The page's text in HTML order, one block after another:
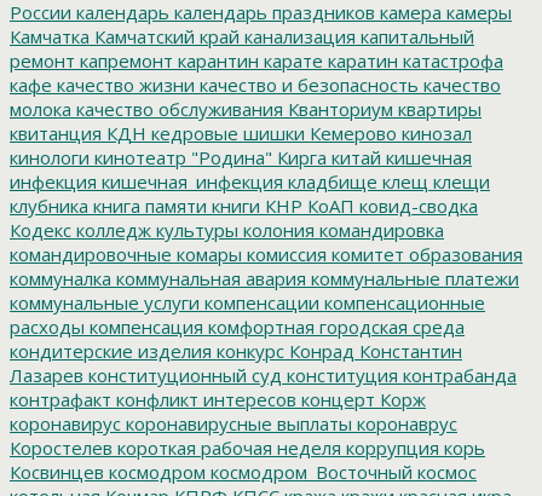
России календарь календарь праздников камера камеры
Камчатка Камчатский край канализация капитальный
ремонт капремонт карантин карате каратин катастрофа
кафе качество жизни качество и безопасность качество
молока качество обслуживания Кванториум квартиры
квитанция КДН кедровые шишки Кемерово кинозал
кинологи кинотеатр "Родина" Кирга китай кишечная
инфекция кишечная_инфекция кладбище клещ клещи
клубника книга памяти книги КНР КоАП ковид-сводка
Кодекс колледж культуры колония командировка
командировочные комары комиссия комитет образования
коммуналка коммунальная авария коммунальные платежи
коммунальные услуги компенсации компенсационные
расходы компенсация комфортная городская среда
кондитерские изделия конкурс Конрад Константин
Лазарев конституционный суд конституция контрабанда
контрафакт конфликт интересов концерт Корж
коронавирус коронавирусные выплаты коронаврус
Коростелев короткая рабочая неделя коррупция корь
Косвинцев космодром космодром_Восточный космос